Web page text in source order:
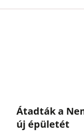
Átadták a
új épületét